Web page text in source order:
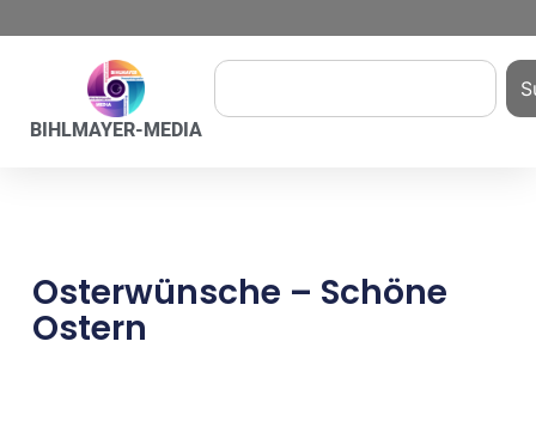
BIHLMAYER-MEDIA
Osterwünsche – Schöne
Ostern